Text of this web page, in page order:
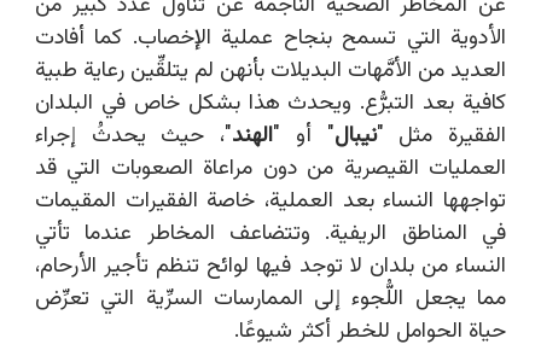
الأدوية التي تسمح بنجاح عملية الإخصاب. كما أفادت
العديد من الأمَّهات البديلات بأنهن لم يتلقِّين رعاية طبية
كافية بعد التبرُّع. ويحدث هذا بشكل خاص في البلدان
الفقيرة مثل "نيبال" أو "الهند"، حيث يحدثُ إجراء
العمليات القيصرية من دون مراعاة الصعوبات التي قد
تواجهها النساء بعد العملية، خاصة الفقيرات المقيمات
في المناطق الريفية. وتتضاعف المخاطر عندما تأتي
النساء من بلدان لا توجد فيها لوائح تنظم تأجير الأرحام،
مما يجعل اللُّجوء إلى الممارسات السرِّية التي تعرِّض
حياة الحوامل للخطر أكثر شيوعًا.